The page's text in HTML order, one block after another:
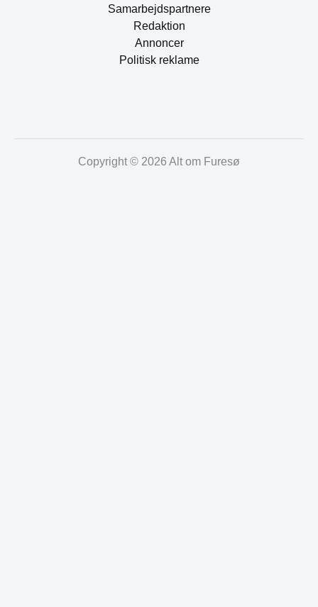
Samarbejdspartnere
Redaktion
Annoncer
Politisk reklame
Copyright © 2026 Alt om Furesø